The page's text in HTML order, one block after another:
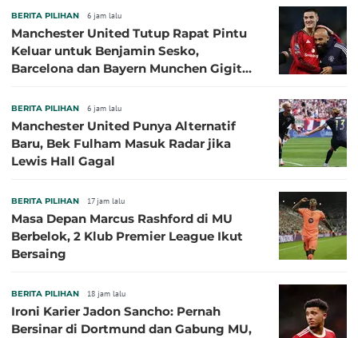
BERITA PILIHAN 6 jam lalu
Manchester United Tutup Rapat Pintu
Keluar untuk Benjamin Sesko,
Barcelona dan Bayern Munchen Gigit
BERITA PILIHAN 6 jam lalu
Manchester United Punya Alternatif
Baru, Bek Fulham Masuk Radar jika
Lewis Hall Gagal
BERITA PILIHAN 17 jam lalu
Masa Depan Marcus Rashford di MU
Berbelok, 2 Klub Premier League Ikut
Bersaing
BERITA PILIHAN 18 jam lalu
Ironi Karier Jadon Sancho: Pernah
Bersinar di Dortmund dan Gabung MU,